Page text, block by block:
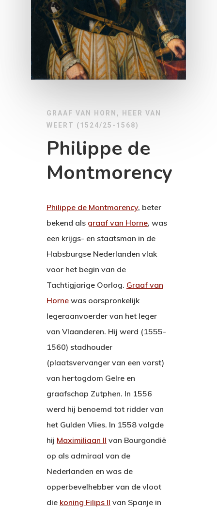
GRAAF VAN HORN, HEER VAN
WEERT (1524/25-1568)
Philippe de
Montmorency
Philippe de Montmorency, beter
bekend als graaf van Horne, was
een krijgs- en staatsman in de
Habsburgse Nederlanden vlak
voor het begin van de
Tachtigjarige Oorlog. Graaf van
Horne was oorspronkelijk
legeraanvoerder van het leger
van Vlaanderen. Hij werd (1555-
1560) stadhouder
(plaatsvervanger van een vorst)
van hertogdom Gelre en
graafschap Zutphen. In 1556
werd hij benoemd tot ridder van
het Gulden Vlies. In 1558 volgde
hij Maximiliaan II van Bourgondië
op als admiraal van de
Nederlanden en was de
opperbevelhebber van de vloot
die koning Filips II van Spanje in